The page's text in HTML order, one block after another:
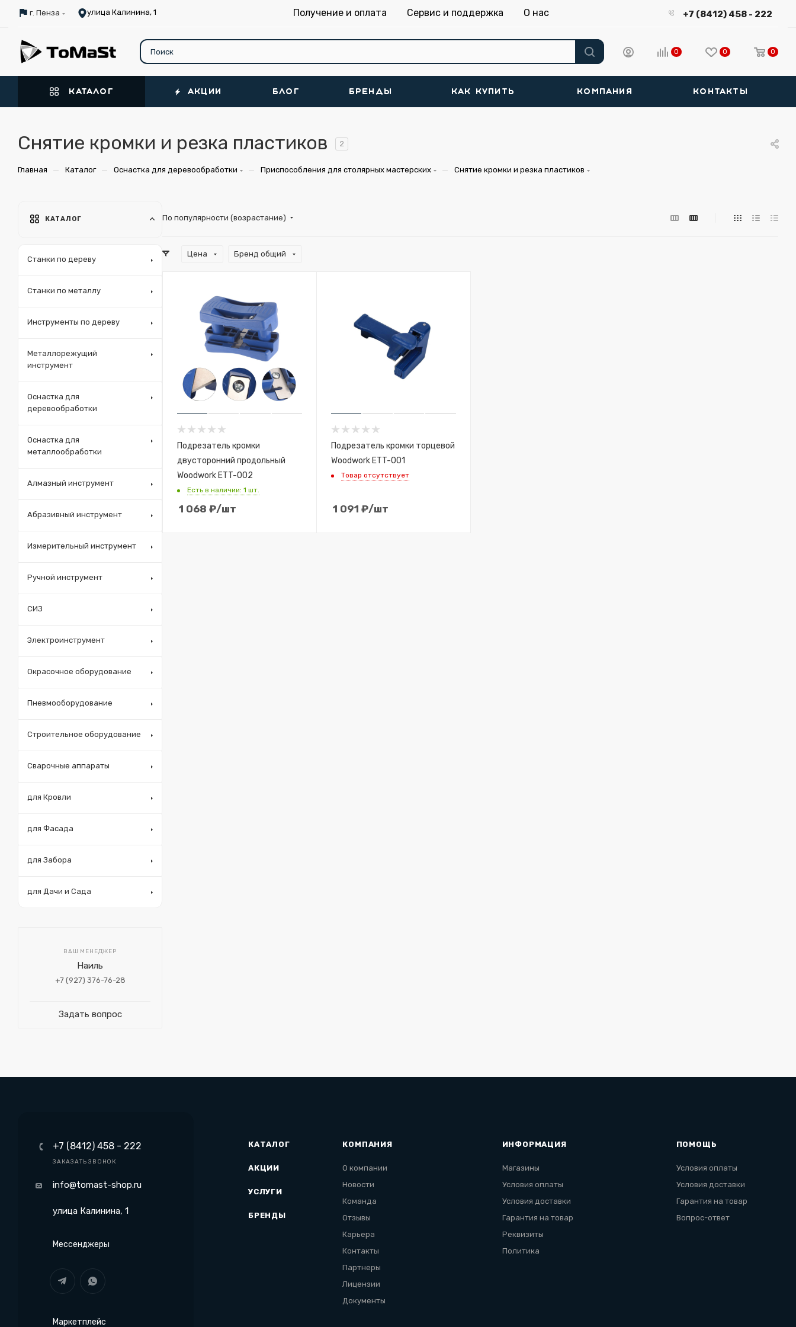
г. Пенза улица Калинина, 1 Получение и оплата Сервис и поддержка О нас +7 (8412) 458 - 222
0 0 0
КАТАЛОГ АКЦИИ БЛОГ БРЕНДЫ КАК КУПИТЬ КОМПАНИЯ КОНТАКТЫ
Снятие кромки и резка пластиков 2
Главная — Каталог — Оснастка для деревообработки — Приспособления для столярных мастерских — Снятие кромки и резка пластиков
По популярности (возрастание)
Цена Бренд общий
Подрезатель кромки
двусторонний продольный
Woodwork ETT-002
Есть в наличии: 1 шт.
1 068 ₽/шт
Подрезатель кромки торцевой
Woodwork ETT-001
Товар отсутствует
1 091 ₽/шт
КАТАЛОГ
Станки по дереву
Станки по металлу
Инструменты по дереву
Металлорежущий
инструмент
Оснастка для
деревообработки
Оснастка для
металлообработки
Алмазный инструмент
Абразивный инструмент
Измерительный инструмент
Ручной инструмент
СИЗ
Электроинструмент
Окрасочное оборудование
Пневмооборудование
Строительное оборудование
Сварочные аппараты
для Кровли
для Фасада
для Забора
для Дачи и Сада
ВАШ МЕНЕДЖЕР
Наиль
+7 (927) 376-76-28
Задать вопрос
+7 (8412) 458 - 222
ЗАКАЗАТЬ ЗВОНОК
info@tomast-shop.ru
улица Калинина, 1
Мессенджеры
Маркетплейс
КАТАЛОГ
АКЦИИ
УСЛУГИ
БРЕНДЫ
КОМПАНИЯ
О компании
Новости
Команда
Отзывы
Карьера
Контакты
Партнеры
Лицензии
Документы
ИНФОРМАЦИЯ
Магазины
Условия оплаты
Условия доставки
Гарантия на товар
Реквизиты
Политика
ПОМОЩЬ
Условия оплаты
Условия доставки
Гарантия на товар
Вопрос-ответ